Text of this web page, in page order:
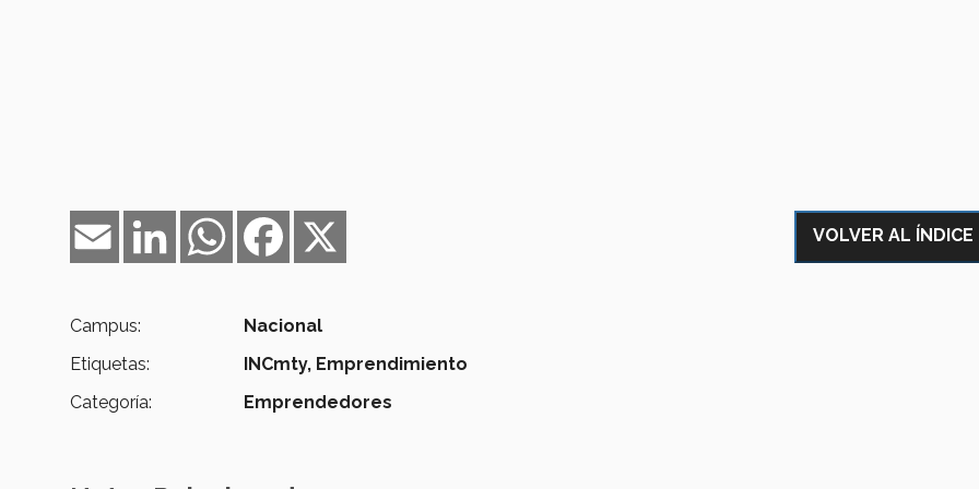
Facebook
WhatsApp
LinkedIn
Email
VOLVER AL ÍNDICE
Campus:
Nacional
Etiquetas:
INCmty, Emprendimiento
Categoría:
Emprendedores